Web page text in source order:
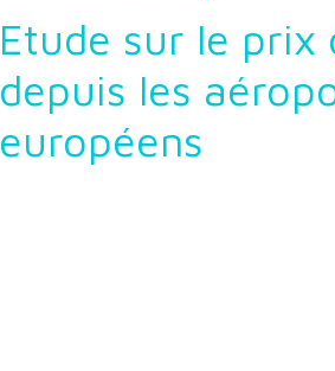
Etude sur le prix
depuis les
européens